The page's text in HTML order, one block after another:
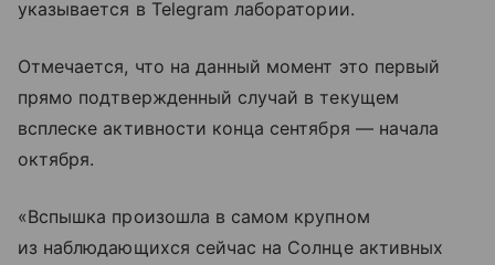
указывается в Telegram лаборатории.
Отмечается, что на данный момент это первый
прямо подтвержденный случай в текущем
всплеске активности конца сентября — начала
октября.
«Вспышка произошла в самом крупном
из наблюдающихся сейчас на Солнце активных